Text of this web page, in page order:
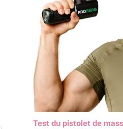
Test du pistolet de